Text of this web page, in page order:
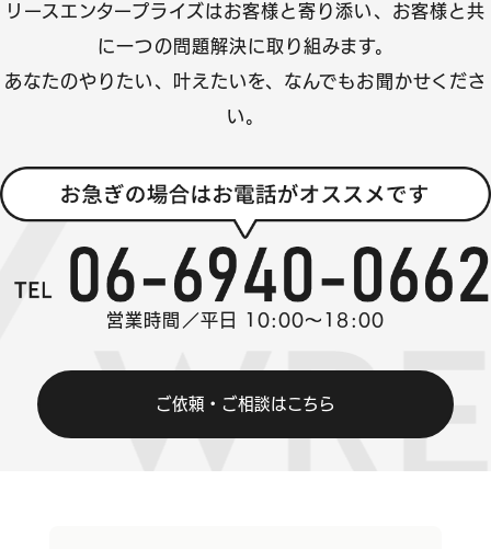
リースエンタープライズはお客様と寄り添い、 お客様と共
に一つの問題解決に取り組みます。
あなたのやりたい、叶えたいを、なんでもお聞かせくださ
い。
営業時間／平日 10:00～18:00
ご依頼・ご相談はこちら